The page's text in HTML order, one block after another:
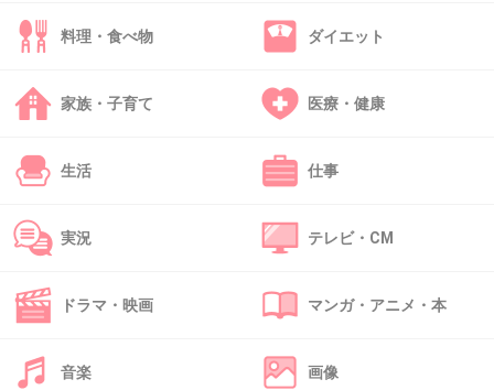
>>1
対面のレジではシンプルな支払い方法にして
る。可能だとしても電子決済多過ぎてレジの人
が全部把握してるとは思えないから。
1件の返信
33. 匿名 2026/07/07(火) 22:25:45
よく聞き取れなかったか聞いてなかったんじゃ
料理・食べ物 ダイエット
家族・子育て 医療・健康
生活 仕事
実況 テレビ・CM
ドラマ・映画 マンガ・アニメ・本
音楽 画像